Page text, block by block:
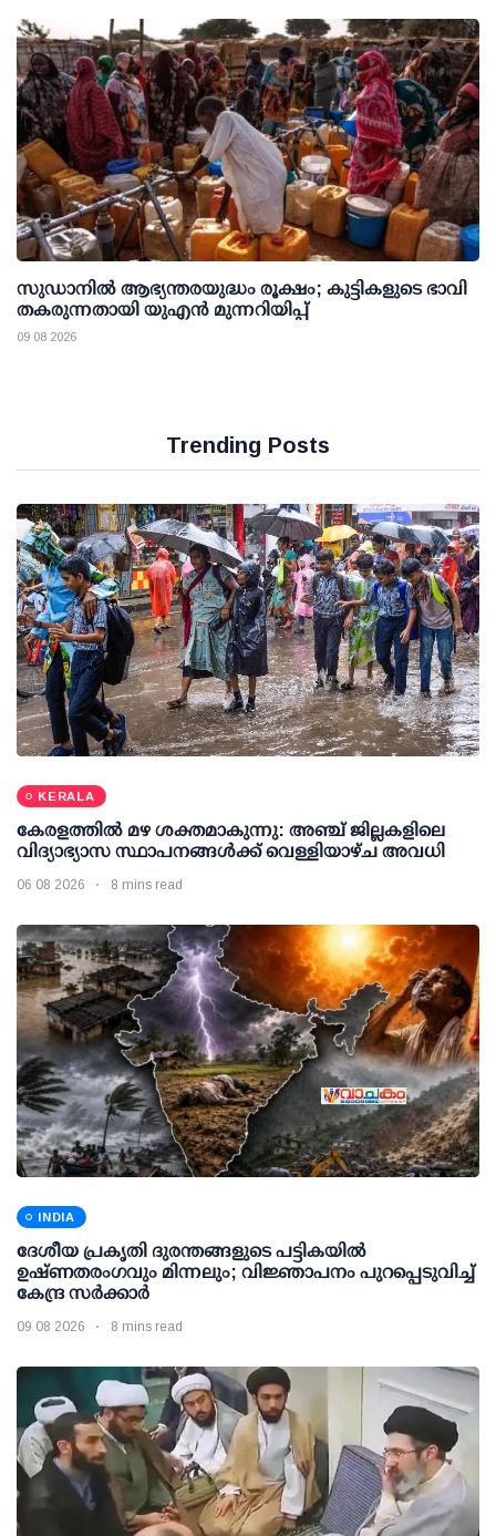
സുഡാനിൽ ആഭ്യന്തരയുദ്ധം രൂക്ഷം; കുട്ടികളുടെ ഭാവി
തകരുന്നതായി യുഎൻ മുന്നറിയിപ്പ്
09 08 2026
Trending Posts
KERALA
കേരളത്തില്‍ മഴ ശക്തമാകുന്നു: അഞ്ച് ജില്ലകളിലെ
വിദ്യാഭ്യാസ സ്ഥാപനങ്ങള്‍ക്ക് വെള്ളിയാഴ്ച അവധി
06 08 2026 8 mins read
INDIA
ദേശീയ പ്രകൃതി ദുരന്തങ്ങളുടെ പട്ടികയില്‍
ഉഷ്ണതരംഗവും മിന്നലും; വിജ്ഞാപനം പുറപ്പെടുവിച്ച്
കേന്ദ്ര സര്‍ക്കാര്‍
09 08 2026 8 mins read